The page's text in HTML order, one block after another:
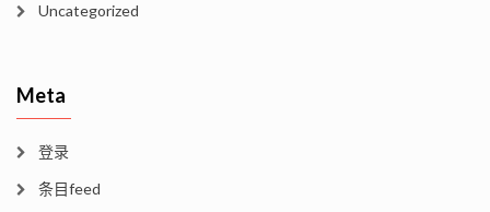
Uncategorized
Meta
登录
条目feed